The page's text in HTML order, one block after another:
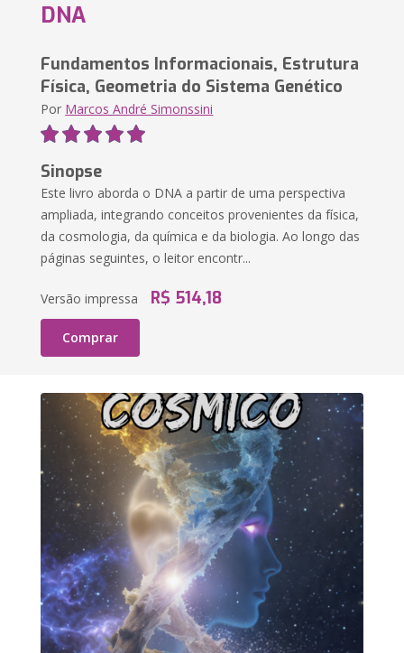
DNA
Fundamentos Informacionais, Estrutura
Física, Geometria do Sistema Genético
Por Marcos André Simonssini
Sinopse
Este livro aborda o DNA a partir de uma perspectiva
ampliada, integrando conceitos provenientes da física,
da cosmologia, da química e da biologia. Ao longo das
páginas seguintes, o leitor encontr...
Versão impressa R$ 514,18
Comprar